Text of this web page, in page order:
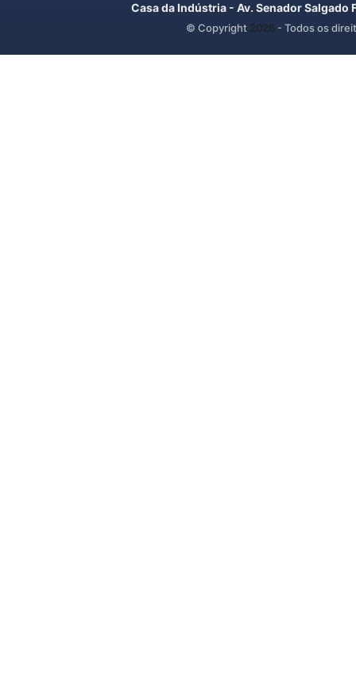
Casa da Indústria - Av. Senador
© Copyright 2026 - Todos os